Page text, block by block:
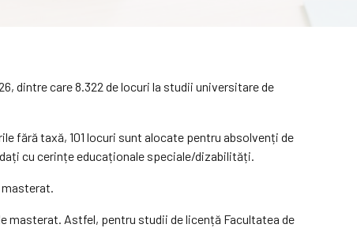
dintre care 8.322 de locuri la studii universitare de
fără taxă, 101 locuri sunt alocate pentru absolvenți de
cu cerințe educaționale speciale/dizabilități.
masterat.
masterat. Astfel, pentru studii de licență Facultatea de